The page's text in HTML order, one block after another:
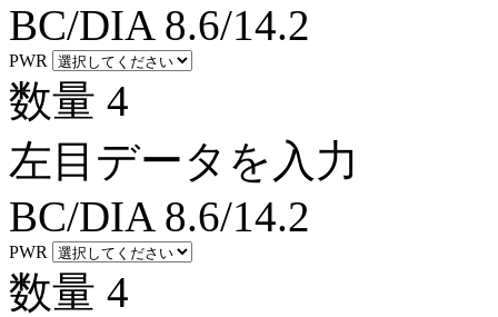
BC/DIA 8.6/14.2
PWR
数量 4
左目データを入力
BC/DIA 8.6/14.2
PWR
数量 4